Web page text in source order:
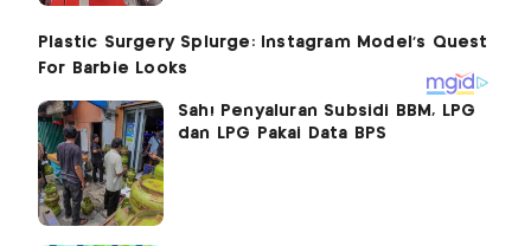
Sah! Penyaluran Subsidi BBM, LPG
dan LPG Pakai Data BPS